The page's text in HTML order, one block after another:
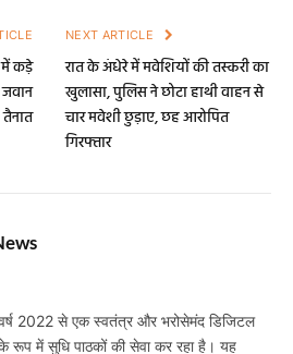
में कड़े
तैनात
NEXT ARTICLE
रात के अंधेरे में मवेशियों की तस्करी का
खुलासा, पुलिस ने छोटा हाथी वाहन से
चार मवेशी छुड़ाए, छह आरोपित
गिरफ्तार
2022 से एक स्वतंत्र और भरोसेमंद डिजिटल
रूप में सुधि पाठकों की सेवा कर रहा है। यह